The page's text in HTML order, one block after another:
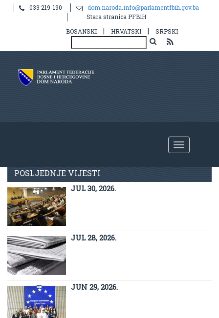
033 219-190
dom.naroda.info@parlamentfbih.gov.ba
Stara stranica PFBiH
BOSANSKI
| HRVATSKI | SRPSKI
POSLJEDNJE VIJESTI
JUL 30, 2026.
JUL 28, 2026.
JUN 29, 2026.